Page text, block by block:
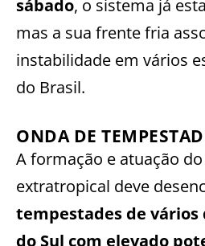
sábado, o sistema já
mas a sua frente fria
instabilidade em vários
do Brasil.
ONDA DE
A formação e atuação
extratropical deve
tempestades de vários
do Sul com elevado